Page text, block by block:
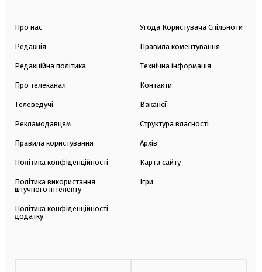
Про нас
Редакція
Редакційна політика
Про телеканал
Телеведучі
Рекламодавцям
Правила користування
Політика конфіденційності
Політика використання
штучного інтелекту
Політика конфіденційності
додатку
Угода Користувача Спільноти
Правила коментування
Технічна інформація
Контакти
Вакансії
Структура власності
Архів
Карта сайту
Ігри